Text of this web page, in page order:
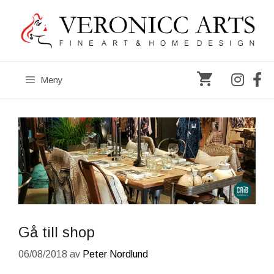
innehåll
Meny
Gå till shop
06/08/2018 av Peter Nordlund